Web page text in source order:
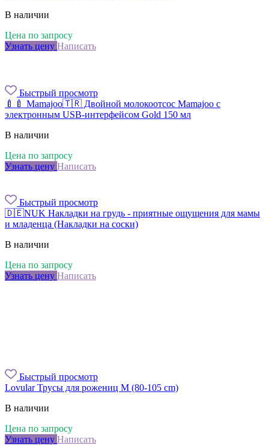
В наличии
Цена по запросу
Узнать цену Написать
Быстрый просмотр
🍼🍼 Mamajoo🇹🇷 Двойной молокоотсос Mamajoo с
электронным USB-интерфейсом Gold 150 мл
В наличии
Цена по запросу
Узнать цену Написать
Быстрый просмотр
🇩🇪NUK Накладки на грудь - приятные ощущения для мамы
и младенца (Накладки на соски)
В наличии
Цена по запросу
Узнать цену Написать
Быстрый просмотр
Lovular Трусы для рожениц M (80-105 cm)
В наличии
Цена по запросу
Узнать цену Написать